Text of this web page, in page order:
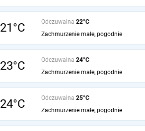
21°C Odczuwalna 22°C
Zachmurzenie małe, pogodnie
23°C Odczuwalna 24°C
Zachmurzenie małe, pogodnie
24°C Odczuwalna 25°C
Zachmurzenie małe, pogodnie